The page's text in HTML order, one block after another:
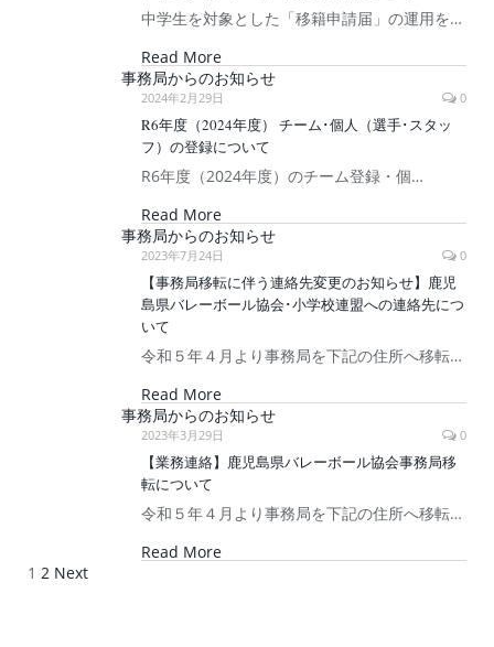
中学生を対象とした「移籍申請届」の運用を…
Read More
事務局からのお知らせ
2024年2月29日 0
R6年度（2024年度） チーム･個人（選手･スタッ
フ）の登録について
R6年度（2024年度）のチーム登録・個…
Read More
事務局からのお知らせ
2023年7月24日 0
【事務局移転に伴う連絡先変更のお知らせ】鹿児
島県バレーボール協会･小学校連盟への連絡先につ
いて
令和５年４月より事務局を下記の住所へ移転…
Read More
事務局からのお知らせ
2023年3月29日 0
【業務連絡】鹿児島県バレーボール協会事務局移
転について
令和５年４月より事務局を下記の住所へ移転…
Read More
1 2 Next